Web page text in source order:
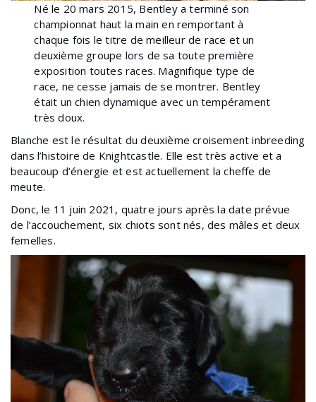
Né le 20 mars 2015, Bentley a terminé son
championnat haut la main en remportant à
chaque fois le titre de meilleur de race et un
deuxième groupe lors de sa toute première
exposition toutes races. Magnifique type de
race, ne cesse jamais de se montrer. Bentley
était un chien dynamique avec un tempérament
très doux.
Blanche est le résultat du deuxième croisement inbreeding
dans l’histoire de Knightcastle. Elle est très active et a
beaucoup d’énergie et est actuellement la cheffe de
meute.
Donc, le 11 juin 2021, quatre jours après la date prévue
de l’accouchement, six chiots sont nés, des mâles et deux
femelles.